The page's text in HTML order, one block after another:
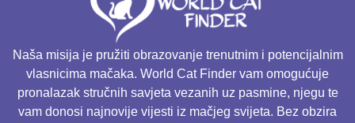
Naša misija je pružiti obrazovanje trenutnim i potencijalnim
vlasnicima mačaka. World Cat Finder vam omogućuje
pronalazak stručnih savjeta vezanih uz pasmine, njegu te
vam donosi najnovije vijesti iz mačjeg svijeta. Bez obzira